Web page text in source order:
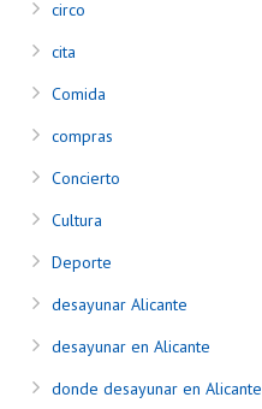
circo
cita
Comida
compras
Concierto
Cultura
Deporte
desayunar Alicante
desayunar en Alicante
donde desayunar en Alicante